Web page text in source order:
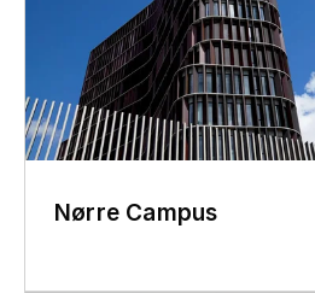
Nørre Campus